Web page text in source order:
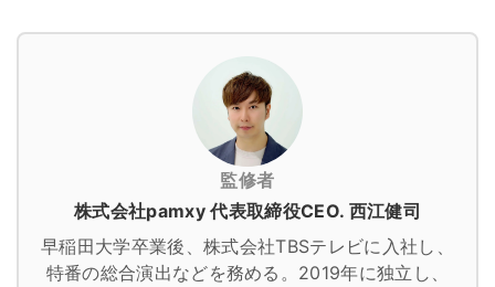
監修者
株式会社pamxy 代表取締役CEO. 西江健司
早稲田大学卒業後、株式会社TBSテレビに入社し、
特番の総合演出などを務める。2019年に独立し、